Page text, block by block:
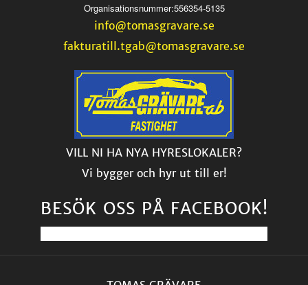
Organisationsnummer:556354-5135
info@tomasgravare.se
fakturatill.tgab@tomasgravare.se
VILL NI HA NYA HYRESLOKALER?
Vi bygger och hyr ut till er!
BESÖK OSS PÅ FACEBOOK!